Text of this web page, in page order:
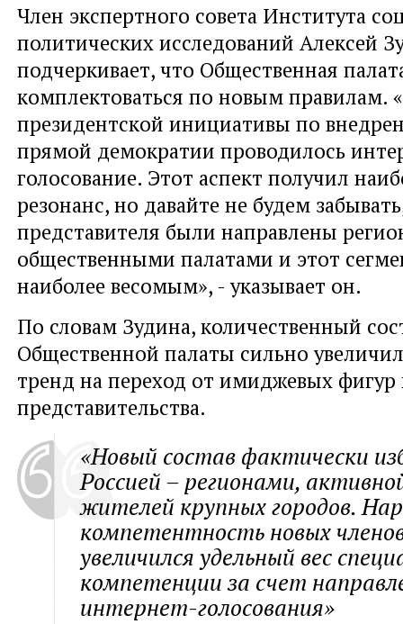
Член экспертного совета Института
политических исследований Алексей
подчеркивает, что Общественная
комплектоваться по новым правилам.
президентской инициативы по
прямой демократии проводилось
голосование. Этот аспект получил
резонанс, но давайте не будем
представителя были направлены
общественными палатами и этот
наиболее весомым», - указывает он.
По словам Зудина, количественный
Общественной палаты сильно
тренд на переход от имиджевых
представительства.
«Новый состав фактически
Россией – регионами,
жителей крупных городов.
компетентность новых
увеличился удельный вес
компетенции за счет
интернет-голосования»